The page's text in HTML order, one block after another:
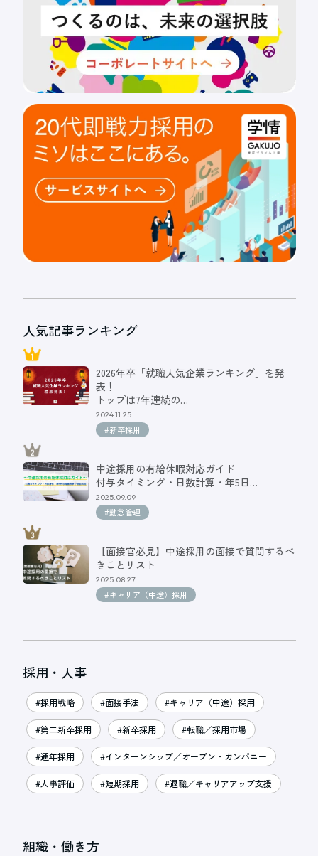
人気記事ランキング
2026年卒「就職人気企業ランキング」を発
表！
トップは7年連続の…
2024.11.25
#新卒採用
中途採用の有給休暇対応ガイド
付与タイミング・日数計算・年5日…
2025.09.09
#勤怠管理
【面接官必見】中途採用の面接で質問するべ
きことリスト
2025.08.27
#キャリア（中途）採用
採用・人事
#採用戦略 #面接手法 #キャリア（中途）採用
#第二新卒採用 #新卒採用 #転職／採用市場
#通年採用 #インターンシップ／オープン・カンパニー
#人事評価 #短期採用 #退職／キャリアアップ支援
組織・働き方